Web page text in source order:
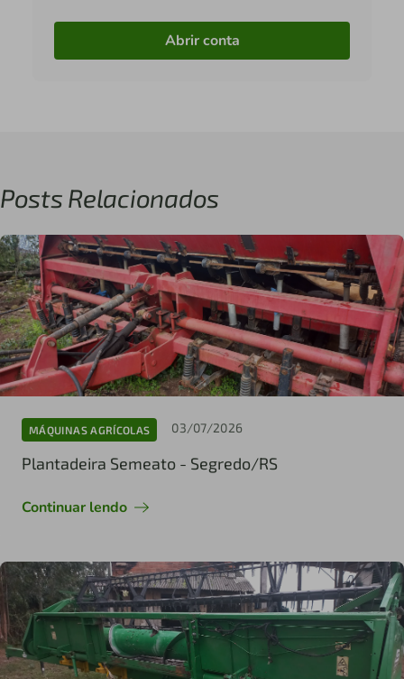
Abrir conta
Posts Relacionados
MÁQUINAS AGRÍCOLAS 03/07/2026
Plantadeira Semeato - Segredo/RS
Continuar lendo